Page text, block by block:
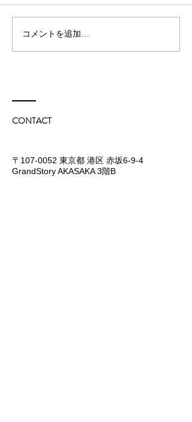
＜出演情報＞石井秀代
コメントを追加…
CONTACT
〒107-0052 東京都 港区 赤坂6-9-4
GrandStory AKASAKA 3階B​